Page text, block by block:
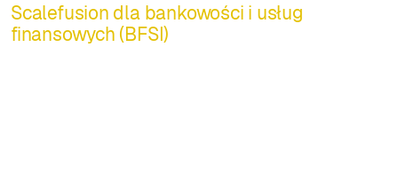
Scalefusion dla bankowości i usług
finansowych (BFSI)